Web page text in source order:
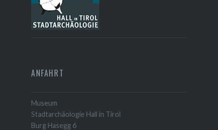
ANFAHRT
Museum
Stadtarchäologie Hall in Tirol
Burg Hasegg 6